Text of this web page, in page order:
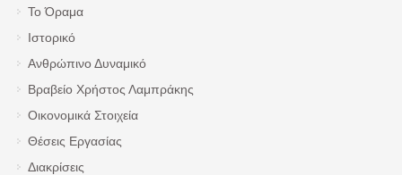
Το Όραμα
Ιστορικό
Ανθρώπινο Δυναμικό
Βραβείο Χρήστος Λαμπράκης
Οικονομικά Στοιχεία
Θέσεις Εργασίας
Διακρίσεις